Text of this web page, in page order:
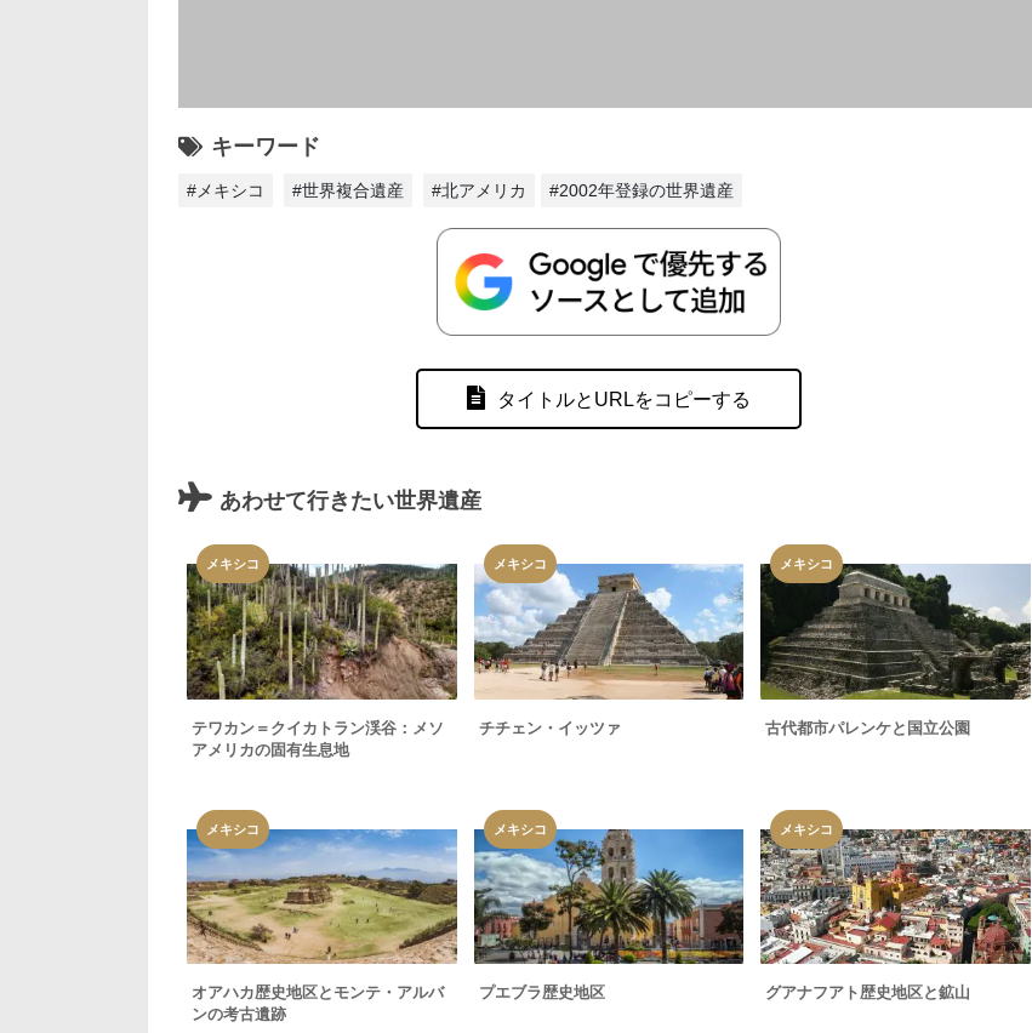
キーワード
#メキシコ #世界複合遺産 #北アメリカ #2002年登録の世界遺産
タイトルとURLをコピーする
あわせて行きたい世界遺産
メキシコ
テワカン＝クイカトラン渓谷：メソ
アメリカの固有生息地
メキシコ
チチェン・イッツァ
メキシコ
古代都市パレンケと国立公園
メキシコ
オアハカ歴史地区とモンテ・アルバ
ンの考古遺跡
メキシコ
プエブラ歴史地区
メキシコ
グアナフアト歴史地区と鉱山